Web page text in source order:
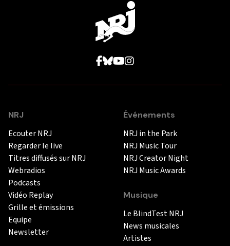
NRJ
Ecouter NRJ
Regarder le live
Titres diffusés sur NRJ
Webradios
Podcasts
Vidéo Replay
Grille et émissions
Equipe
Newsletter
Événements
NRJ in the Park
NRJ Music Tour
NRJ Creator Night
NRJ Music Awards
Musique
Le BlindTest NRJ
News musicales
Artistes